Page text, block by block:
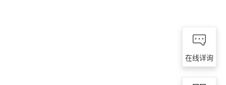
在线详询